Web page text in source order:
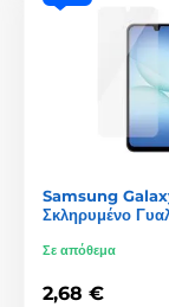
Samsung
Σκληρυμένο
Σε απόθεμα
2,68 €